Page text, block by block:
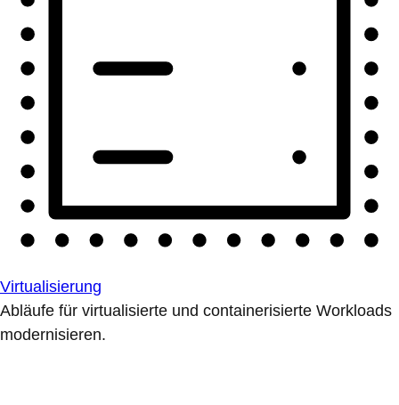
Virtualisierung
Abläufe für virtualisierte und containerisierte Workloads
modernisieren.